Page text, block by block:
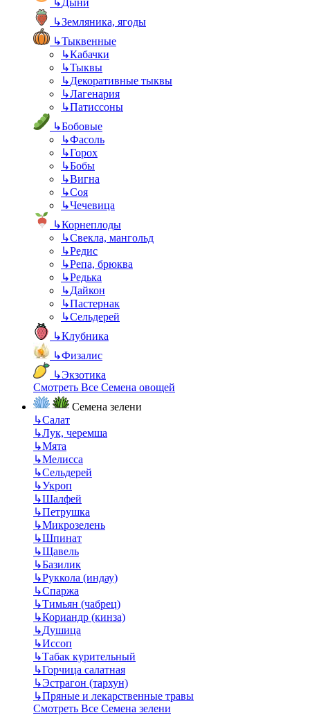
↳Земляника, ягоды
↳Тыквенные
↳Кабачки
↳Тыквы
↳Декоративные тыквы
↳Лагенария
↳Патиссоны
↳Бобовые
↳Фасоль
↳Горох
↳Бобы
↳Вигна
↳Соя
↳Чечевица
↳Корнеплоды
↳Свекла, мангольд
↳Редис
↳Репа, брюква
↳Редька
↳Дайкон
↳Пастернак
↳Сельдерей
↳Клубника
↳Физалис
↳Экзотика
Смотреть Все Семена овощей
Семена зелени
↳Салат
↳Лук, черемша
↳Мята
↳Мелисса
↳Сельдерей
↳Укроп
↳Шалфей
↳Петрушка
↳Микрозелень
↳Шпинат
↳Щавель
↳Базилик
↳Руккола (индау)
↳Спаржа
↳Тимьян (чабрец)
↳Кориандр (кинза)
↳Душица
↳Иссоп
↳Табак курительный
↳Горчица салатная
↳Эстрагон (тархун)
↳Пряные и лекарственные травы
Смотреть Все Семена зелени